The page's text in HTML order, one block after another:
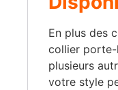
En plus des
collier porte-
plusieurs
votre style